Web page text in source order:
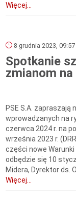
Więcej...
8 grudnia 2023, 09:57
Spotkanie
zmianom
PSE S.A.
wprowadzanych na
czerwca 2024 r. na
września 2023 r.
części nowe
odbędzie się 10
Midera, Dyrektor ds.
Więcej...